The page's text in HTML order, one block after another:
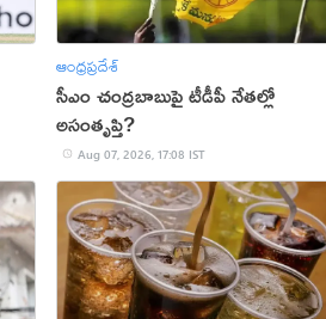
ఆంధ్రప్రదేశ్
సీఎం చంద్రబాబుపై టీడీపీ నేతల్లో
అసంతృప్తి?
Aug 07, 2026, 17:08 IST